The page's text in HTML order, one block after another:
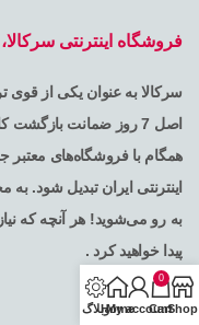
فروشگاه اینترنتی
سرکالا به عنوان یکی از قوی
اصل 7 روز ضمانت
همگام با فروشگاه‌های معتبر
اینترنتی ایران تبدیل شود.
به رو می‌شوید! هر آنچه که
پیدا خواهید کرد .
Shop
0
Cart
My account
Homeوبلاگ